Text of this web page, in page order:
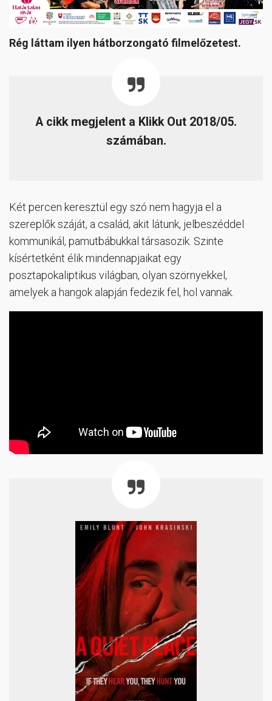
Rég láttam ilyen hátborzongató filmelőzetest.
A cikk megjelent a Klikk Out 2018/05.
számában.
Két percen keresztül egy szó nem hagyja el a
szereplők száját, a család, akit látunk, jelbeszéddel
kommunikál, pamutbábukkal társasozik. Szinte
kísértetként élik mindennapjaikat egy
posztapokaliptikus világban, olyan szörnyekkel,
amelyek a hangok alapján fedezik fel, hol vannak.